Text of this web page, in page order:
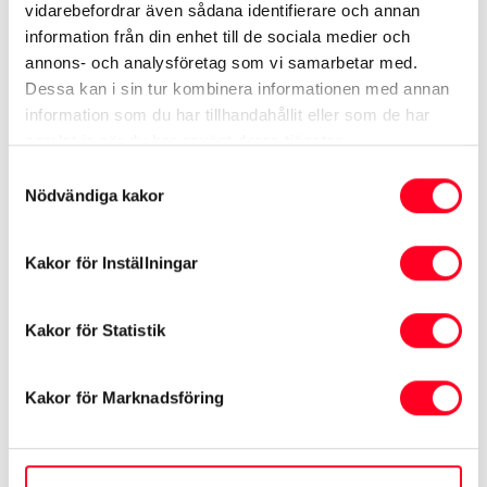
vidarebefordrar även sådana identifierare och annan
information från din enhet till de sociala medier och
annons- och analysföretag som vi samarbetar med.
Dessa kan i sin tur kombinera informationen med annan
information som du har tillhandahållit eller som de har
samlat in när du har använt deras tjänster.
Nödvändiga kakor
Kakor för Inställningar
Kakor för Statistik
Kakor för Marknadsföring
(effektivt6.50%).Se detaljer
Totalpris
569 900kr
6 295kr/mån
Kontakta oss